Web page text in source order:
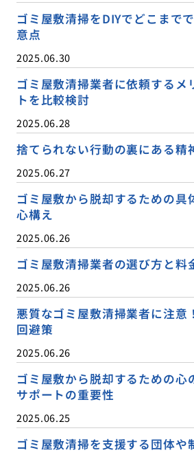
ゴミ屋敷清掃をDIYでどこまで
意点
2025.06.30
ゴミ屋敷清掃業者に依頼するメ
トを比較検討
2025.06.28
捨てられない行動の裏にある精
2025.06.27
ゴミ屋敷から脱却するための具
心構え
2025.06.26
ゴミ屋敷清掃業者の選び方と料
2025.06.26
悪質なゴミ屋敷清掃業者に注意
回避策
2025.06.26
ゴミ屋敷から脱却するための心
サポートの重要性
2025.06.25
ゴミ屋敷清掃を支援する団体や